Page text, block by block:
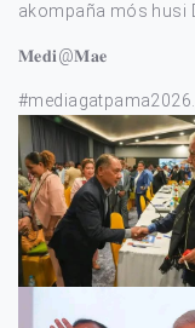
akompaña mós husi
𝐌𝐞𝐝𝐢@𝐌𝐚𝐞
#mediagatpama2026